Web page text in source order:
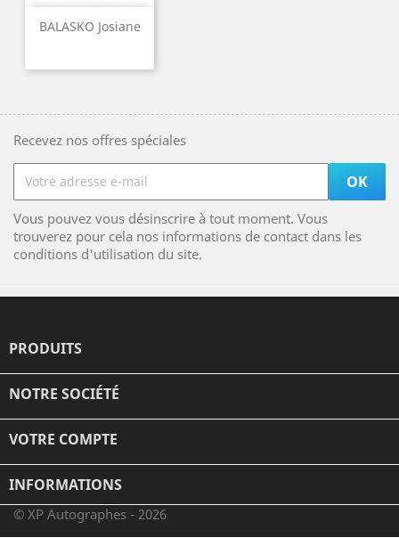
BALASKO Josiane
Recevez nos offres spéciales
Vous pouvez vous désinscrire à tout moment. Vous
trouverez pour cela nos informations de contact dans les
conditions d'utilisation du site.
PRODUITS
NOTRE SOCIÉTÉ
VOTRE COMPTE
INFORMATIONS
© XP Autographes - 2026